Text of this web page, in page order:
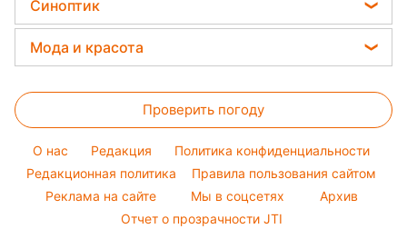
Новости Полтавы
Новости Сум
Новости Одессы
Новости Черкассы
Закуски
Филипп Киркоров
Елена Зеленская
Ани Лорак
Кейт Миддлтон
Максим Галкин
Настя Каменских
Виталий Козловский
Авто
Стирка
Денежная помощь
Тарифы
Курс валют
Синоптик
Прогноз погоды
Магнитные бури
Погода на сегодня
Погода на завтра
Пылевая буря
Мода и красота
Окрашивание волос
Красивый маникюр
Модные ошибки
Новости моды
Советы от Андре Тана
Проверить погоду
O нас Редакция
Политика конфиденциальности
Редакционная политика
Правила пользования сайтом
Реклама на сайте
Мы в соцсетях
Архив
Отчет о прозрачности JTI